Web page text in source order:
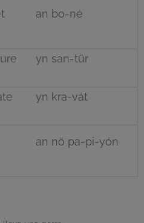
an bo-né
yn san-tür
yn kra-vát
an nö pa-pi-yón